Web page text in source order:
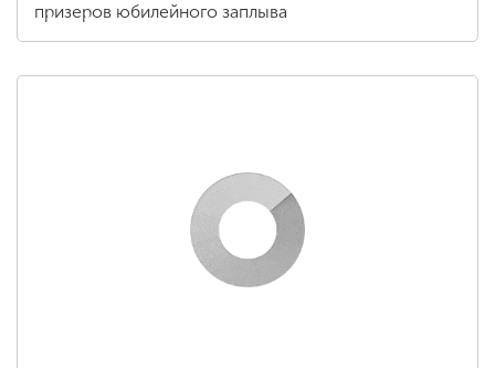
призеров юбилейного заплыва